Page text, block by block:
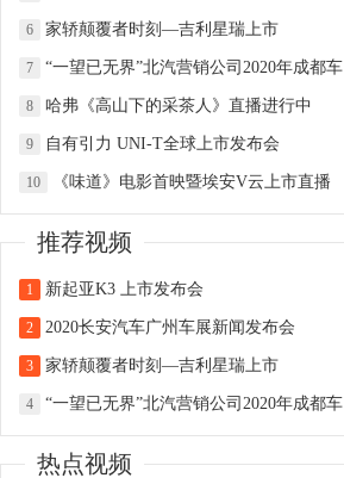
6 家轿颠覆者时刻—吉利星瑞上市
7 “一望已无界”北汽营销公司2020年成都车
8 哈弗《高山下的采茶人》直播进行中
9 自有引力 UNI-T全球上市发布会
10 《味道》电影首映暨埃安V云上市直播
推荐视频
1 新起亚K3 上市发布会
2 2020长安汽车广州车展新闻发布会
3 家轿颠覆者时刻—吉利星瑞上市
4 “一望已无界”北汽营销公司2020年成都车
热点视频